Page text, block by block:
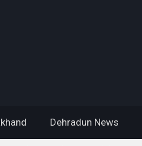
Dehradun News